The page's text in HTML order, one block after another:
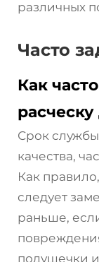
различных
Часто
Как
Срок службы
качества,
Как
следует
раньше,
подушечки